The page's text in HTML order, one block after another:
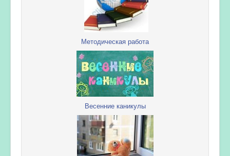
Методическая работа
Весенние каникулы